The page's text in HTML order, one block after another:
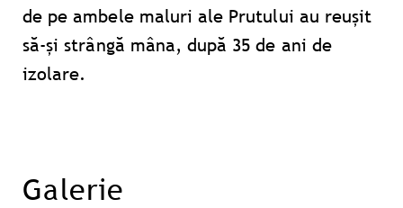
de pe ambele maluri ale Prutului au reușit
să-și strângă mâna, după 35 de ani de
izolare.
Galerie